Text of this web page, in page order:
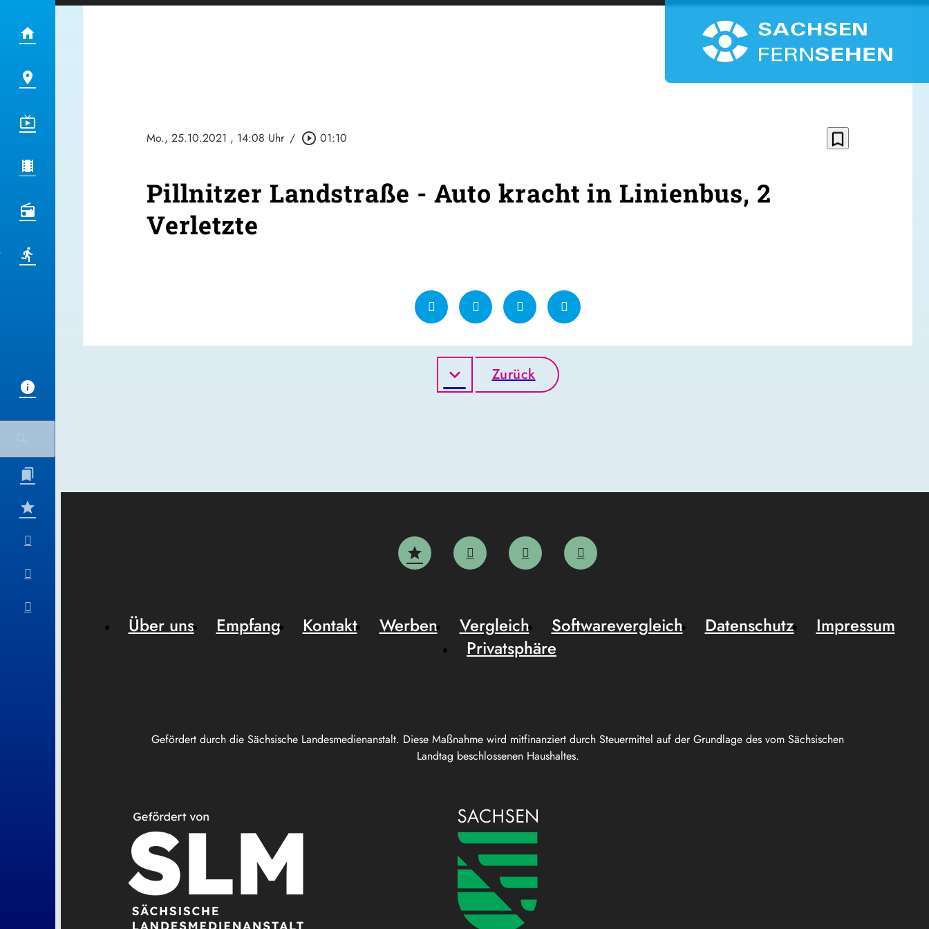
Mo., 25.10.2021 , 14:08 Uhr / play_circle_outline 01:10 bookmark_border
Pillnitzer Landstraße - Auto kracht in Linienbus, 2
Verletzte
Zurück
Gefördert durch die Sächsische Landesmedienanstalt. Diese Maßnahme wird mitfinanziert durch Steuermittel auf der Grundlage des vom Sächsischen
Landtag beschlossenen Haushaltes.
Über uns Empfang Kontakt Werben Vergleich Softwarevergleich Datenschutz
Impressum
Privatsphäre